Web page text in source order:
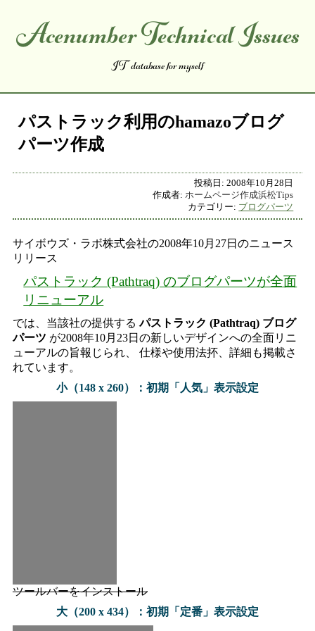
Acenumber Technical Issues
IT database for myself
パストラック利用のhamazoブログ
パーツ作成
投稿日:2008年10月28日
作成者:ホームページ作成浜松Tips
カテゴリー: ブログパーツ
サイボウズ・ラボ株式会社の2008年10月27日のニュース
リリース
パストラック (Pathtraq) のブログパーツが全面
リニューアル
では、当該社の提供するパストラック (Pathtraq) ブログ
パーツ が2008年10月23日の新しいデザインへの全面リニ
ューアルの旨報じられ、 仕様や使用法抔、詳細も掲載さ
れています。
小（148 x 260）：初期「人気」表示設定
ツールバーをインストール
大（200 x 434）：初期「定番」表示設定